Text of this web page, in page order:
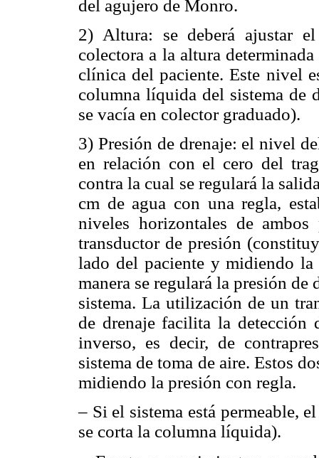
del agujero de Monro.
2) Altura: se deberá ajustar
colectora a la altura
clínica del paciente. Este nivel
columna líquida del sistema de
se vacía en colector graduado).
3) Presión de drenaje: el nivel
en relación con el cero del
contra la cual se regulará la
cm de agua con una regla,
niveles horizontales de
transductor de presión
lado del paciente y midiendo
manera se regulará la presión de
sistema. La utilización de un
de drenaje facilita la
inverso, es decir, de
sistema de toma de aire. Estos
midiendo la presión con regla.
– Si el sistema está permeable,
se corta la columna líquida).